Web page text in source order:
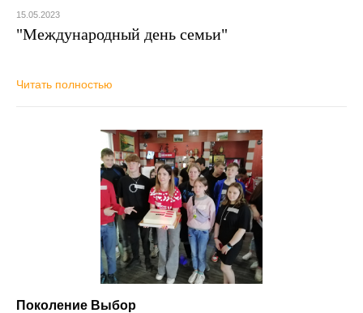
15.05.2023
"Международный день семьи"
Читать полностью
Поколение Выбор